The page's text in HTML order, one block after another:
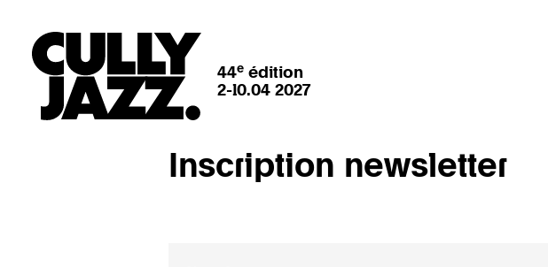
44eédition
2-10.04 2027
Inscription newsletter